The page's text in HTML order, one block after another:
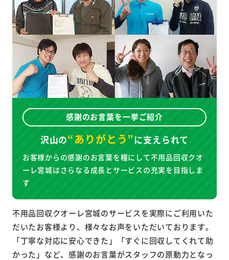
感謝のお言葉を一挙ご紹介
沢山の“ありがとう”に支えられて
お客様からの感謝のお言葉を糧にして不用品回収クオ
ーレ宮城はさらなる成長とサービスの充実を目指しま
す
不用品回収クオーレ宮城のサービスを実際にご利用いた
だいたお客様より、様々なお声をいただいております。
「丁寧な対応に安心できた」「すぐに回収してくれて助
かった」など、感謝のお言葉がスタッフの原動力となっ